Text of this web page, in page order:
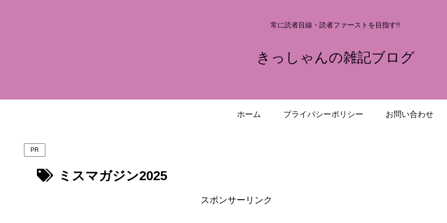
常に読者目線・読者ファーストを目指す!!
きっしゃんの雑記ブログ
ホーム プライバシーポリシー お問い合わせ
PR
ミスマガジン2025
スポンサーリンク